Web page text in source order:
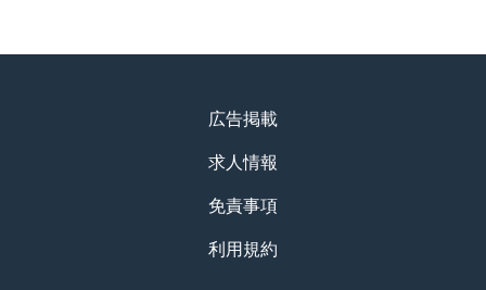
広告掲載
求人情報
免責事項
利用規約